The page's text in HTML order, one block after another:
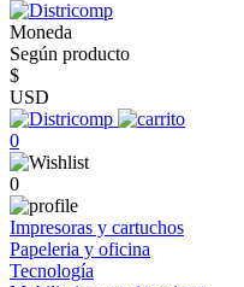
Moneda
Según producto
$
USD
0
0
Impresoras y cartuchos
Papeleria y oficina
Tecnología